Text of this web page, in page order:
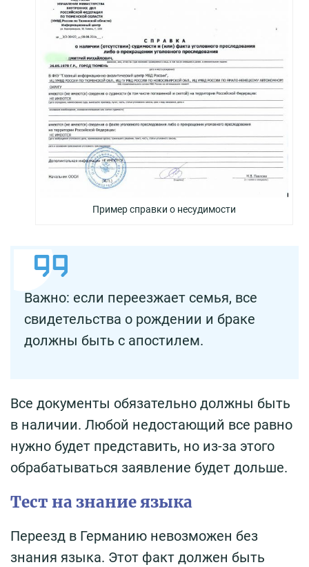
Пример справки о несудимости
Важно: если переезжает семья, все
свидетельства о рождении и браке
должны быть с апостилем.
Все документы обязательно должны быть
в наличии. Любой недостающий все равно
нужно будет представить, но из-за этого
обрабатываться заявление будет дольше.
Тест на знание языка
Переезд в Германию невозможен без
знания языка. Этот факт должен быть